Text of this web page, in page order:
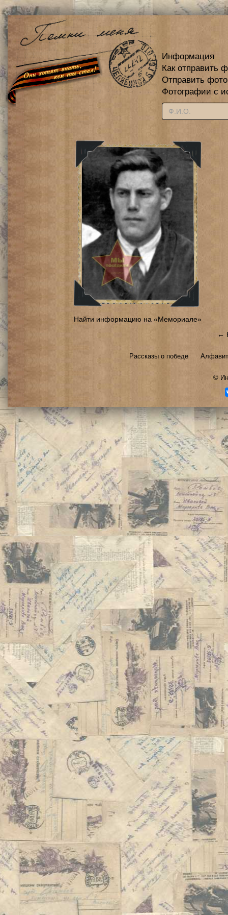
Информация
Как отправить
Отправить
Фотографии с
Найти информацию на «Мемориале»
←
Рассказы о победе
©